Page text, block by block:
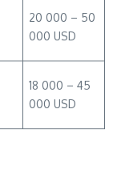
20 000 – 50
000 USD
18 000 – 45
000 USD